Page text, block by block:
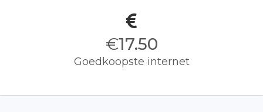
€17.50
Goedkoopste internet